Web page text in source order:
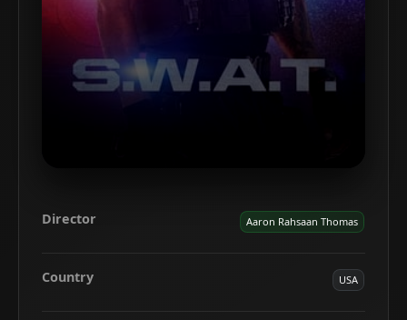
Director Aaron Rahsaan Thomas
Country USA